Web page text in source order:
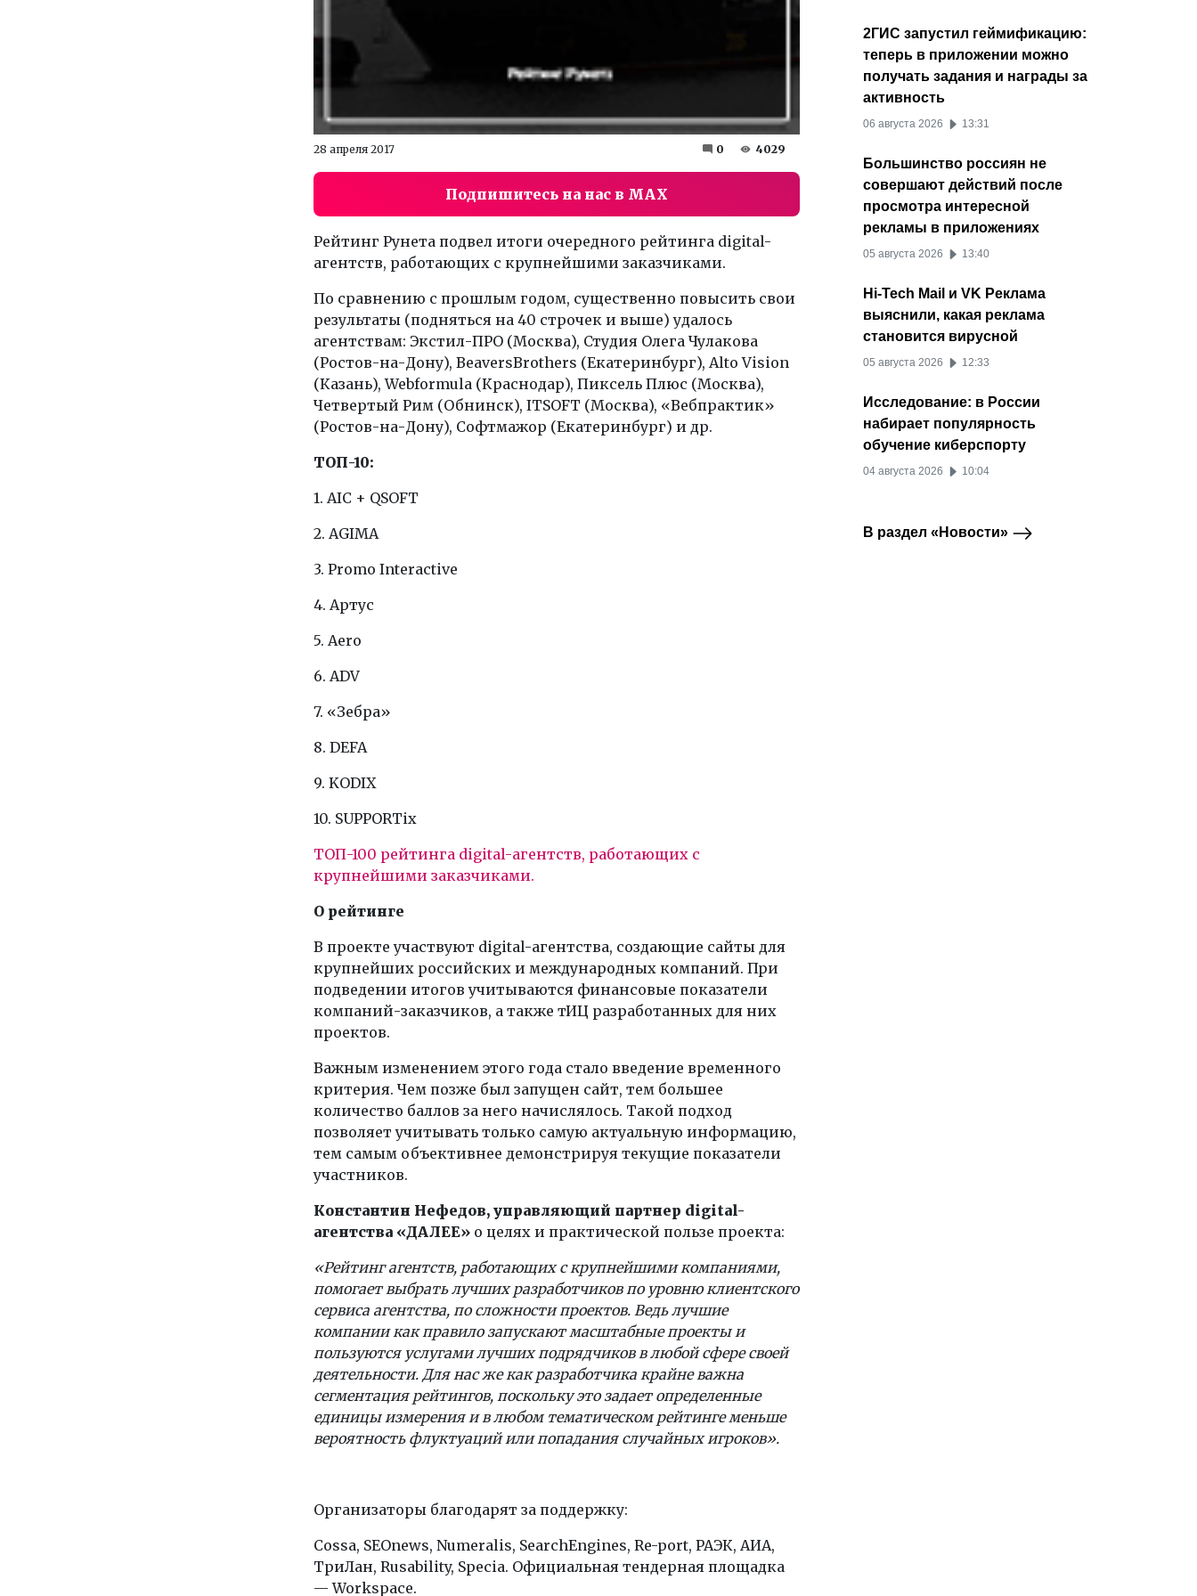
28 апреля 2017 0 4029
Подпишитесь на нас в MAX
Рейтинг Рунета подвел итоги очередного рейтинга digital-
агентств, работающих с крупнейшими заказчиками.
По сравнению с прошлым годом, существенно повысить свои
результаты (подняться на 40 строчек и выше) удалось
агентствам: Экстил-ПРО (Москва), Студия Олега Чулакова
(Ростов-на-Дону), BeaversBrothers (Екатеринбург), Alto Vision
(Казань), Webformula (Краснодар), Пиксель Плюс (Москва),
Четвертый Рим (Обнинск), ITSOFT (Москва), «Вебпрактик»
(Ростов-на-Дону), Софтмажор (Екатеринбург) и др.
ТОП-10:
1. AIC + QSOFT
2. AGIMA
3. Promo Interactive
4. Артус
5. Aero
6. ADV
7. «Зебра»
8. DEFA
9. KODIX
10. SUPPORTix
ТОП-100 рейтинга digital-агентств, работающих с
крупнейшими заказчиками.
О рейтинге
В проекте участвуют digital-агентства, создающие сайты для
крупнейших российских и международных компаний. При
подведении итогов учитываются финансовые показатели
компаний-заказчиков, а также тИЦ разработанных для них
проектов.
Важным изменением этого года стало введение временного
критерия. Чем позже был запущен сайт, тем большее
количество баллов за него начислялось. Такой подход
позволяет учитывать только самую актуальную информацию,
тем самым объективнее демонстрируя текущие показатели
участников.
Константин Нефедов, управляющий партнер digital-
агентства «ДАЛЕЕ» о целях и практической пользе проекта:
«Рейтинг агентств, работающих с крупнейшими компаниями,
помогает выбрать лучших разработчиков по уровню клиентского
сервиса агентства, по сложности проектов. Ведь лучшие
компании как правило запускают масштабные проекты и
пользуются услугами лучших подрядчиков в любой сфере своей
деятельности. Для нас же как разработчика крайне важна
сегментация рейтингов, поскольку это задает определенные
единицы измерения и в любом тематическом рейтинге меньше
вероятность флуктуацийили попадания случайных игроков».
Организаторы благодарят за поддержку:
Cossa, SEOnews, Numeralis, SearchEngines, Re-port, РАЭК, АИА,
ТриЛан, Rusability, Specia. Официальная тендерная площадка
— Workspace.
2ГИС запустил геймификацию:
теперь в приложении можно
получать задания и награды за
активность
06 августа 2026 13:31
Большинство россиян не
совершают действий после
просмотра интересной
рекламы в приложениях
05 августа 2026 13:40
Hi-Tech Mail и VK Реклама
выяснили, какая реклама
становится вирусной
05 августа 2026 12:33
Исследование: в России
набирает популярность
обучение киберспорту
04 августа 2026 10:04
В раздел «Новости»